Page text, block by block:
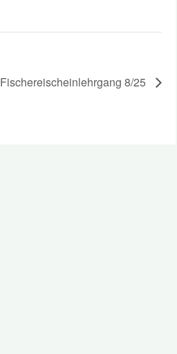
Fischereischeinlehrgang 8/25